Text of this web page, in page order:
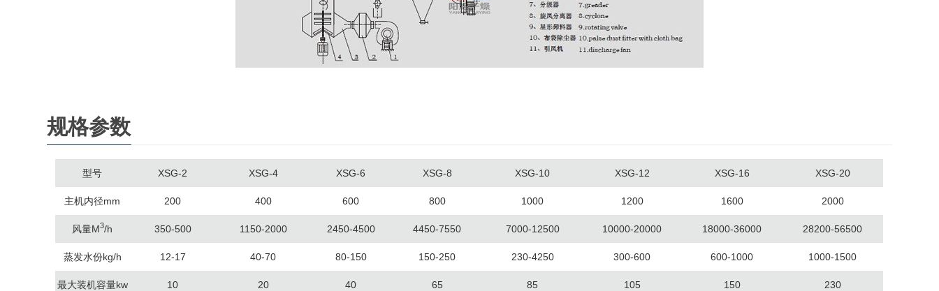
规格参数
型号 XSG-2 XSG-4 XSG-6 XSG-8 XSG-10 XSG-12 XSG-16 XSG-20
主机内径mm 200 400 600 800 1000 1200 1600 2000
风量M3/h 350-500 1150-2000 2450-4500 4450-7550 7000-12500 10000-20000 18000-36000 28200-56500
蒸发水份kg/h 12-17 40-70 80-150 150-250 230-4250 300-600 600-1000 1000-1500
最大装机容量kw 10 20 40 65 85 105 150 230